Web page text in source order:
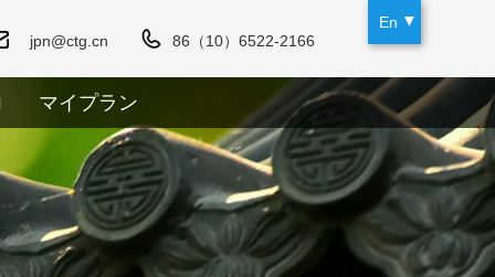
En
jpn@ctg.cn
86（10）6522-2166
マイプラン